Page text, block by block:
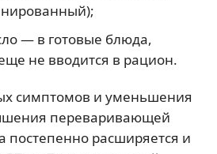
— в готовые блюда,
не вводится в рацион.
симптомов и уменьшения
переваривающей
постепенно расширяется и